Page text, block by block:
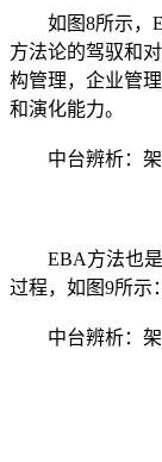
如图8所示，
方法论的驾驭和
构管理，企业管
和演化能力。
中台辨析：架
EBA方法也是
过程，如图9所示：
中台辨析：架